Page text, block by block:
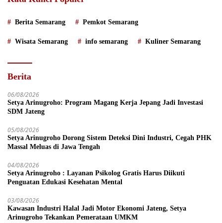
Berita Semarang Pemkot Semarang
Wisata Semarang info semarang Kuliner Semarang
Berita
06/08/2026
Setya Arinugroho: Program Magang Kerja Jepang Jadi Investasi
SDM Jateng
05/08/2026
Setya Arinugroho Dorong Sistem Deteksi Dini Industri, Cegah PHK
Massal Meluas di Jawa Tengah
04/08/2026
Setya Arinugroho : Layanan Psikolog Gratis Harus Diikuti
Penguatan Edukasi Kesehatan Mental
03/08/2026
Kawasan Industri Halal Jadi Motor Ekonomi Jateng, Setya
Arinugroho Tekankan Pemerataan UMKM